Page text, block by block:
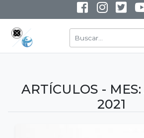
ARTÍCULOS - MES:
2021